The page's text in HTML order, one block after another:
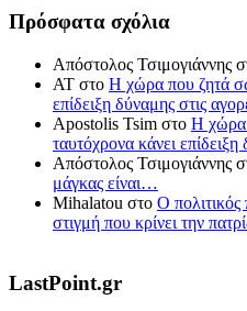
Πρόσφατα σχόλια
Απόστολος Τσιμογιάννης
ΑΤ στο Η χώρα που ζητά
επίδειξη δύναμης στις
Apostolis Tsim στο Η χώρα
ταυτόχρονα κάνει
Απόστολος Τσιμογιάννης
μάγκας είναι…
Mihalatou στο Ο
στιγμή που κρίνει την
LastPoint.gr